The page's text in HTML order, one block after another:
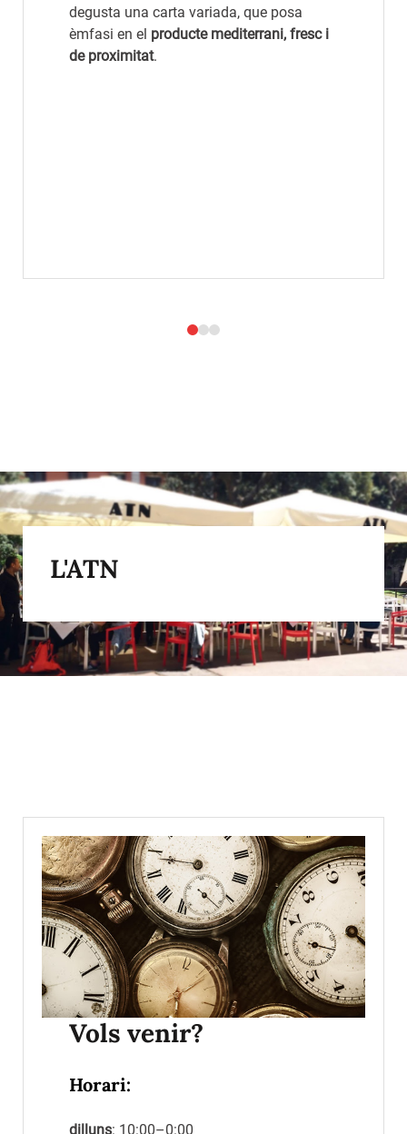
degusta una carta variada, que posa
èmfasi en el producte mediterrani, fresc i
de proximitat.
L'ATN
Vols venir?
Horari:
dilluns: 10:00–0:00